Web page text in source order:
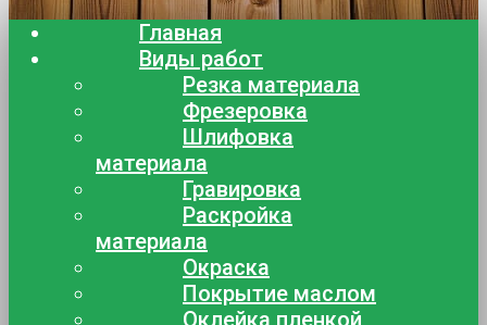
Главная
Виды работ
Резка материала
Фрезеровка
Шлифовка
материала
Гравировка
Раскройка
материала
Окраска
Покрытие маслом
Оклейка пленкой